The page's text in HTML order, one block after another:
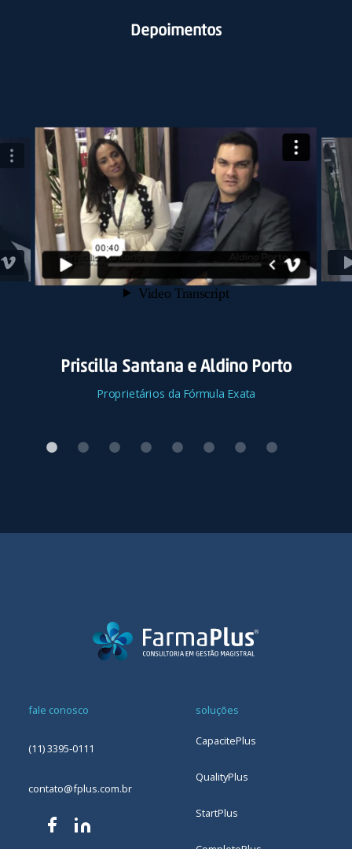
Depoimentos
Priscilla Santana e Aldino Porto
Proprietários da Fórmula Exata
fale conosco
(11) 3395-0111
contato@fplus.com.br
soluções
CapacitePlus
QualityPlus
StartPlus